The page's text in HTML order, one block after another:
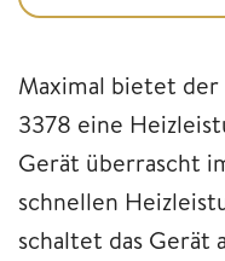
Maximal bietet
3378 eine
Gerät überrascht
schnellen
schaltet das Gerät